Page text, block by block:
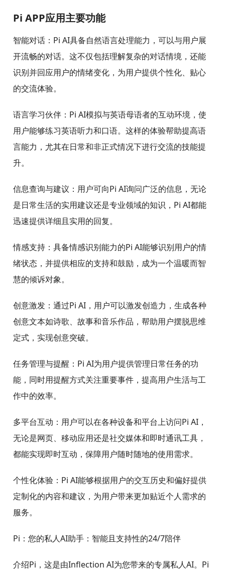
Pi APP应用主要功能
智能对话：Pi AI具备自然语言处理能力，可以与用户展
开流畅的对话。这不仅包括理解复杂的对话情境，还能
识别并回应用户的情绪变化，为用户提供个性化、贴心
的交流体验。
语言学习伙伴：Pi AI模拟与英语母语者的互动环境，使
用户能够练习英语听力和口语。这样的体验帮助提高语
言能力，尤其在日常和非正式情况下进行交流的技能提
升。
信息查询与建议：用户可向Pi AI询问广泛的信息，无论
是日常生活的实用建议还是专业领域的知识，Pi AI都能
迅速提供详细且实用的回复。
情感支持：具备情感识别能力的Pi AI能够识别用户的情
绪状态，并提供相应的支持和鼓励，成为一个温暖而智
慧的倾诉对象。
创意激发：通过Pi AI，用户可以激发创造力，生成各种
创意文本如诗歌、故事和音乐作品，帮助用户摆脱思维
定式，实现创意突破。
任务管理与提醒：Pi AI为用户提供管理日常任务的功
能，同时用提醒方式关注重要事件，提高用户生活与工
作中的效率。
多平台互动：用户可以在各种设备和平台上访问Pi AI，
无论是网页、移动应用还是社交媒体和即时通讯工具，
都能实现即时互动，保障用户随时随地的使用需求。
个性化体验：Pi AI能够根据用户的交互历史和偏好提供
定制化的内容和建议，为用户带来更加贴近个人需求的
服务。
Pi：您的私人AI助手：智能且支持性的24/7陪伴
介绍Pi，这是由Inflection AI为您带来的专属私人AI。Pi